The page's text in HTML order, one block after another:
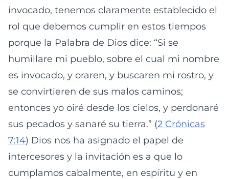
invocado, tenemos claramente establecido el
rol que debemos cumplir en estos tiempos
porque la Palabra de Dios dice: “Si se
humillare mi pueblo, sobre el cual mi nombre
es invocado, y oraren, y buscaren mi rostro, y
se convirtieren de sus malos caminos;
entonces yo oiré desde los cielos, y perdonaré
sus pecados y sanaré su tierra.” (2 Crónicas
7:14) Dios nos ha asignado el papel de
intercesores y la invitación es a que lo
cumplamos cabalmente, en espíritu y en